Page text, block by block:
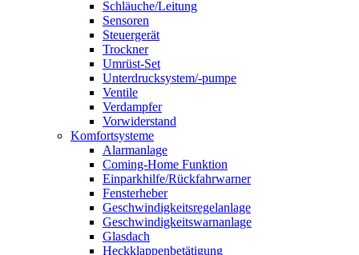
Schläuche/Leitung
Sensoren
Steuergerät
Trockner
Umrüst-Set
Unterdrucksystem/-pumpe
Ventile
Verdampfer
Vorwiderstand
Komfortsysteme
Alarmanlage
Coming-Home Funktion
Einparkhilfe/Rückfahrwarner
Fensterheber
Geschwindigkeitsregelanlage
Geschwindigkeitswarnanlage
Glasdach
Heckklappenbetätigung